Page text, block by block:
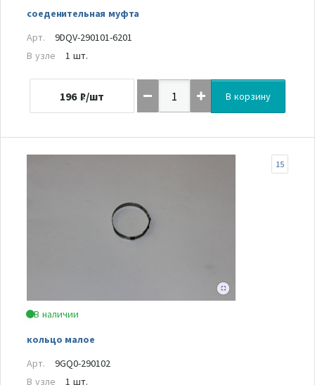
соеденительная муфта
Арт.
9DQV-290101-6201
В узле
1 шт.
196 ₽/шт В корзину
В наличии
кольцо малое
15
Арт.
9GQ0-290102
В узле
1 шт.